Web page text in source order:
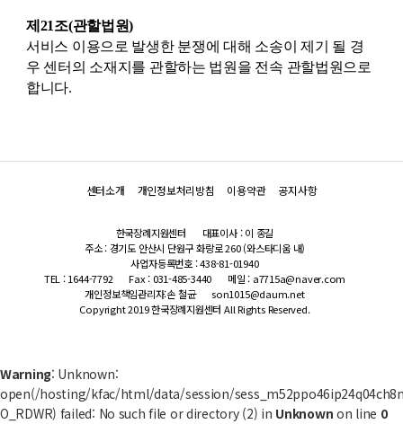
제21조(관할법원)
서비스 이용으로 발생한 분쟁에 대해 소송이 제기 될 경
우 센터의 소재지를 관할하는 법원을 전속 관할법원으로
합니다.
센터소개 개인정보처리방침 이용약관 공지사항
한국장례지원센터
대표이사 : 이 종길
주소 : 경기도 안산시 단원구 화랑로 260 (와스타디움 내)
사업자등록번호 : 438-81-01940
TEL : 1644-7792
Fax : 031-485-3440
메일 : a7715a@naver.com
개인정보책임관리자:손 철균
son1015@daum.net
Copyright 2019 한국장례지원센터 All Rights Reserved.
Warning: Unknown:
open(/hosting/kfac/html/data/session/
O_RDWR) failed: No such file or directory (2) in Unknown on line 0